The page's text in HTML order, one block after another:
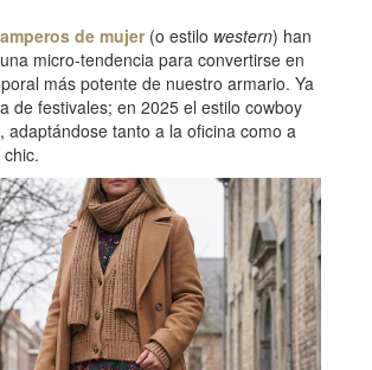
de mujer(o estilo western) han
micro-tendencia para convertirse en
más potente de nuestro armario. Ya
de festivales; en 2025 el estilo cowboy
adaptándose tanto a la oficina como a